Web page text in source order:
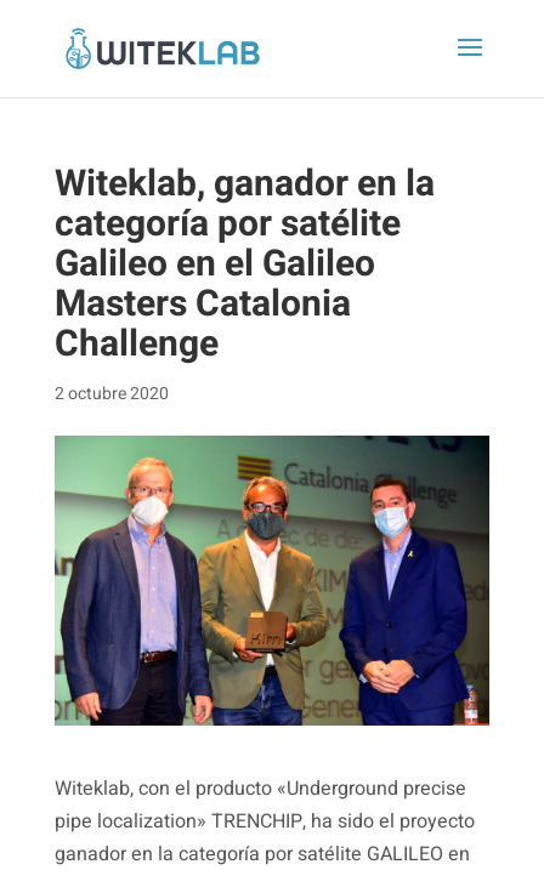
Witeklab, ganador en la
categoría por satélite
Galileo en el Galileo
Masters Catalonia
Challenge
2 octubre 2020
Witeklab, con el producto «Underground precise
pipe localization» TRENCHIP, ha sido el proyecto
ganador en la categoría por satélite GALILEO en